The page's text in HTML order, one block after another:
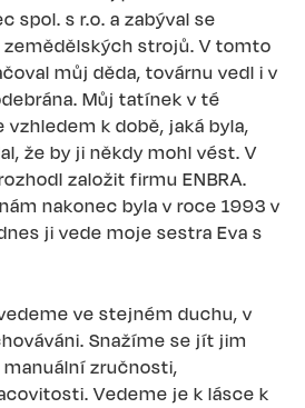
spol. s r.o. a zabýval se
zemědělských strojů. V tomto
můj děda, továrnu vedl i v
Můj tatínek v té
vzhledem k době, jaká byla,
že by ji někdy mohl vést. V
založit firmu ENBRA.
nakonec byla v roce 1993 v
ji vede moje sestra Eva s
ve stejném duchu, v
Snažíme se jít jim
zručnosti,
Vedeme je k lásce k